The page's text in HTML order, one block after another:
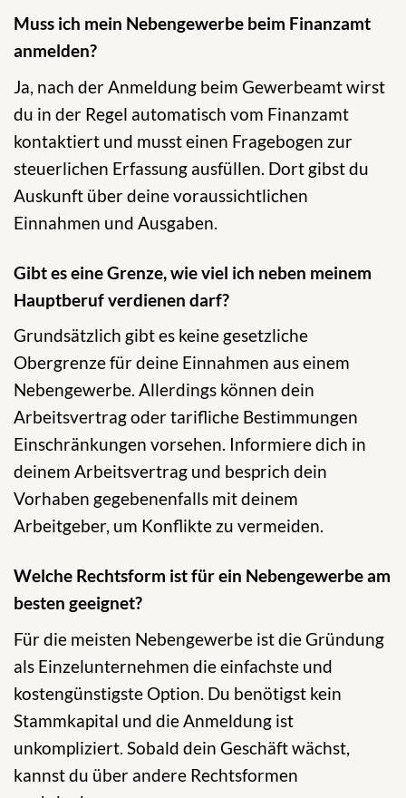
Muss ich mein Nebengewerbe beim Finanzamt
anmelden?
Ja, nach der Anmeldung beim Gewerbeamt wirst
du in der Regel automatisch vom Finanzamt
kontaktiert und musst einen Fragebogen zur
steuerlichen Erfassung ausfüllen. Dort gibst du
Auskunft über deine voraussichtlichen
Einnahmen und Ausgaben.
Gibt es eine Grenze, wie viel ich neben meinem
Hauptberuf verdienen darf?
Grundsätzlich gibt es keine gesetzliche
Obergrenze für deine Einnahmen aus einem
Nebengewerbe. Allerdings können dein
Arbeitsvertrag oder tarifliche Bestimmungen
Einschränkungen vorsehen. Informiere dich in
deinem Arbeitsvertrag und besprich dein
Vorhaben gegebenenfalls mit deinem
Arbeitgeber, um Konflikte zu vermeiden.
Welche Rechtsform ist für ein Nebengewerbe am
besten geeignet?
Für die meisten Nebengewerbe ist die Gründung
als Einzelunternehmen die einfachste und
kostengünstigste Option. Du benötigst kein
Stammkapital und die Anmeldung ist
unkompliziert. Sobald dein Geschäft wächst,
kannst du über andere Rechtsformen